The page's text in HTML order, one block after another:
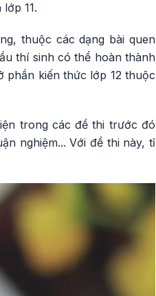
11.
thuộc các dạng bài quen
thí sinh có thể hoàn thành
phần kiến thức lớp 12 thuộc
trong các đề thi trước đó
nghiệm... Với đề thi này, tỉ